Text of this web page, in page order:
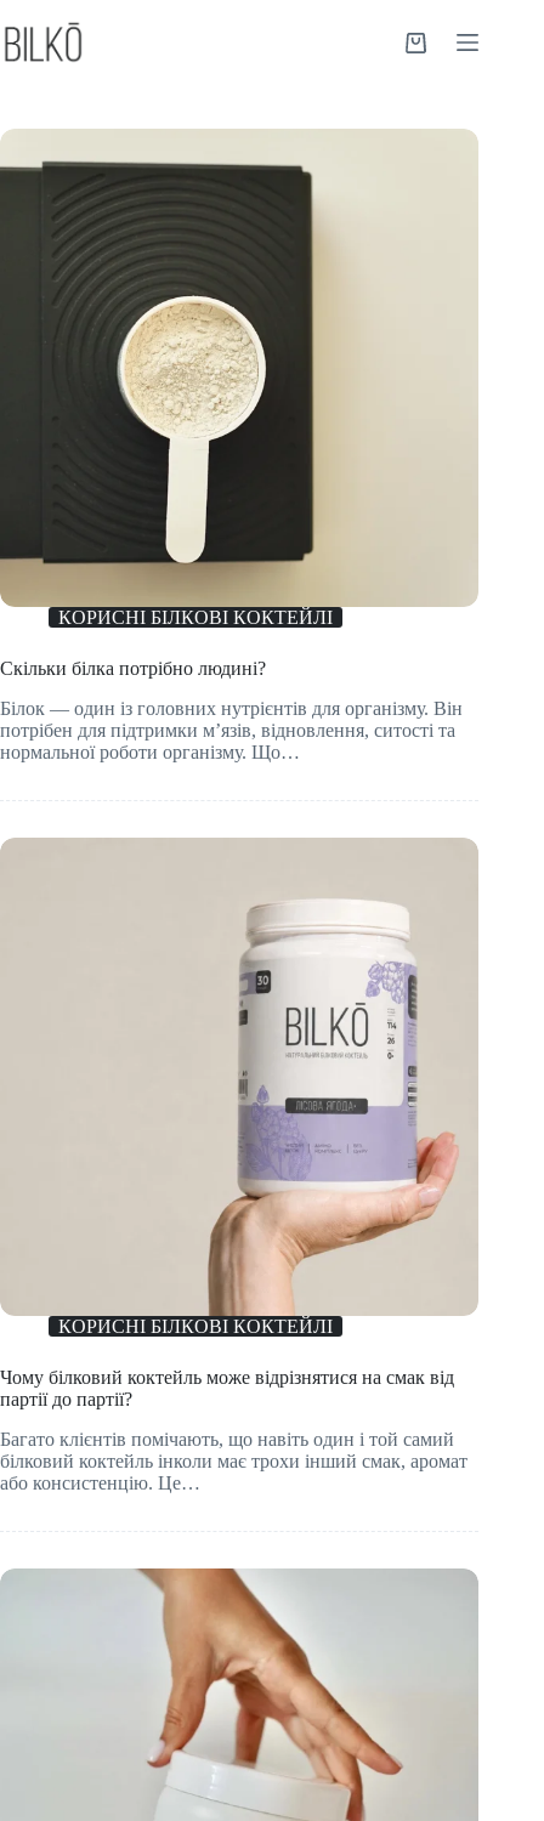
КОРИСНІ БІЛКОВІ КОКТЕЙЛІ
Скільки білка потрібно людині?
Білок — один із головних нутрієнтів для організму. Він
потрібен для підтримки м’язів, відновлення, ситості та
нормальної роботи організму. Що…
КОРИСНІ БІЛКОВІ КОКТЕЙЛІ
Чому білковий коктейль може відрізнятися на смак від
партії до партії?
Багато клієнтів помічають, що навіть один і той самий
білковий коктейль інколи має трохи інший смак, аромат
або консистенцію. Це…